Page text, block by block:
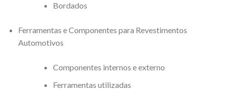
Bordados
Ferramentas e Componentes para Revestimentos
Automotivos
Componentes internos e externo
Ferramentas utilizadas